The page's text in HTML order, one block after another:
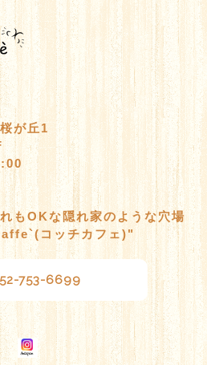
が丘1
もOKな隠れ家のような穴場
コッチカフェ)"
753-6699